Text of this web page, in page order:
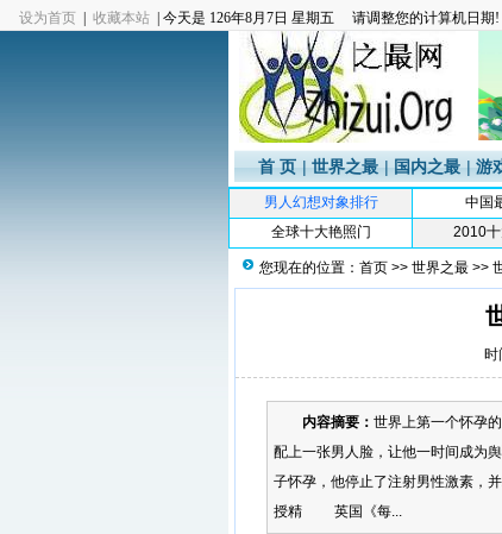
设为首页 收藏本站 | 今天是 126年8月7日 星期五 请调整您的计算机日期!
首 页 |世界之最 |国内之最 |游
男人幻想对象排行 中国
全球十大艳照门
2010
您现在的位置： 首页 >> 世界之最 >>
内容摘要： 世界上第一个怀孕
配上一张男人脸，让他一时间成
子怀孕，他停止了注射男性激素，
授精 英国《每...